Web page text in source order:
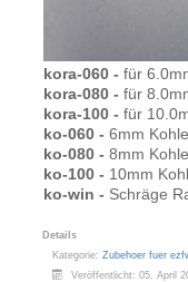
kora-060 - für
kora-080 - für
kora-100 - für
ko-060 - 6mm
ko-080 - 8mm
ko-100 - 10mm
ko-win - Schräge
Details
Kategorie: Zubehoer fuer
Veröffentlicht: 05. April